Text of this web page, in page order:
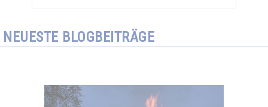
NEUESTE BLOGBEITRÄGE